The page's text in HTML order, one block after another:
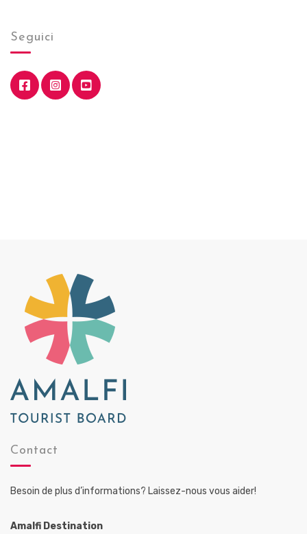
Seguici
Contact
Besoin de plus d’informations? Laissez-nous vous aider!
Amalfi Destination